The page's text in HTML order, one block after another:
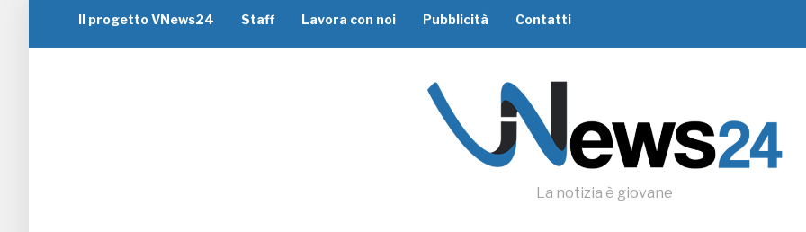
Il progetto VNews24 Staff Lavora con noi Pubblicità Contatti
La notizia è giovane